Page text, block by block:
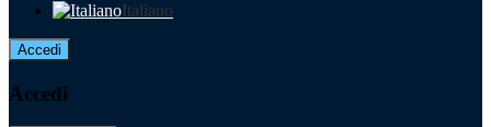
Italiano
Accedi
Accedi